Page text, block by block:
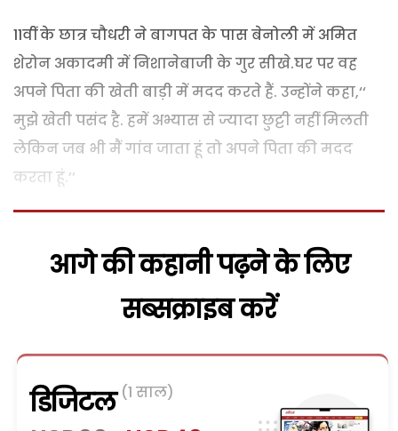
11वीं के छात्र चौधरी ने बागपत के पास बेनोली में अमित
शेरोन अकादमी में निशानेबाजी के गुर सीखे.घर पर वह
अपने पिता की खेती बाड़ी में मदद करते हैं. उन्होंने कहा,‘‘
मुझे खेती पसंद है. हमें अभ्यास से ज्यादा छुट्टी नहीं मिलती
लेकिन जब भी मैं गांव जाता हूं तो अपने पिता की मदद
करता हूं.’’
आगे की कहानी पढ़ने के लिए
सब्सक्राइब करें
डिजिटल (1 साल)